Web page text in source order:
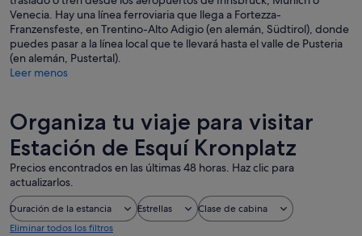
Venecia. Hay una línea ferroviaria que llega a Fortezza-
Franzensfeste, en Trentino-Alto Adigio (en alemán, Südtirol), donde
puedes pasar a la línea local que te llevará hasta el valle de Pusteria
(en alemán, Pustertal).
Leer menos
Organiza tu viaje para visitar
Estación de Esquí Kronplatz
Precios encontrados en las últimas 48 horas. Haz clic para
actualizarlos.
Duración de la estancia Estrellas
Clase de cabina
Eliminar todos los filtros